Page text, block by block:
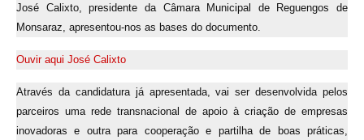
José Calixto, presidente da Câmara Municipal de Reguengos de
Monsaraz, apresentou-nos as bases do documento.
Ouvir aqui José Calixto
Através da candidatura já apresentada, vai ser desenvolvida pelos
parceiros uma rede transnacional de apoio à criação de empresas
inovadoras e outra para cooperação e partilha de boas práticas,